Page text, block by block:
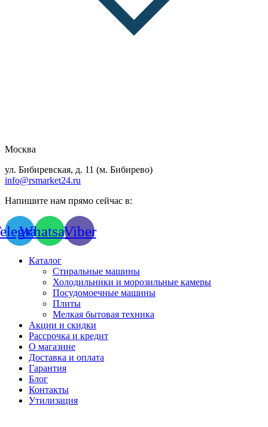
Москва
ул. Бибиревская, д. 11 (м. Бибирево)
info@rsmarket24.ru
Напишите нам прямо сейчас в:
WhatsappViber
Каталог
Стиральные машины
Холодильники и морозильные камеры
Посудомоечные машины
Плиты
Мелкая бытовая техника
Акции и скидки
Рассрочка и кредит
О магазине
Доставка и оплата
Гарантия
Блог
Контакты
Утилизация